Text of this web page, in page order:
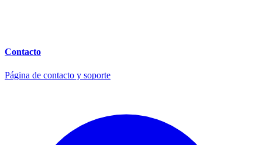
Contacto
Página de contacto y soporte